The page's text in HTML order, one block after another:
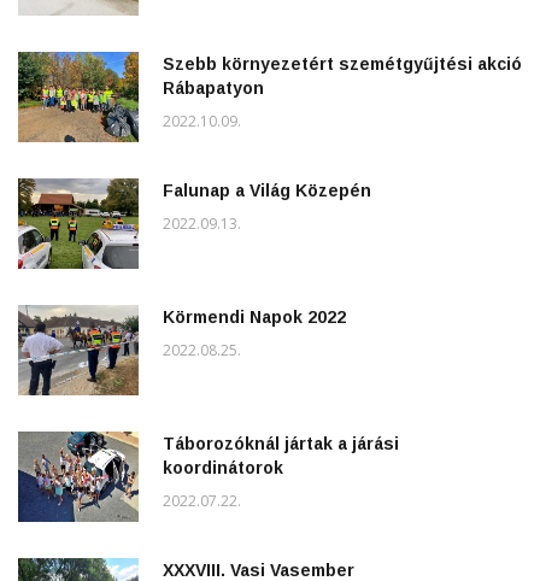
Szebb környezetért szemétgyűjtési akció
Rábapatyon
2022.10.09.
Falunap a Világ Közepén
2022.09.13.
Körmendi Napok 2022
2022.08.25.
Táborozóknál jártak a járási
koordinátorok
2022.07.22.
XXXVIII. Vasi Vasember